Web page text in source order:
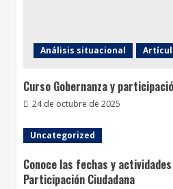
Análisis situacional
Curso Gobernanza y
24 de octubre de 2025
Uncategorized
Conoce las fechas y
Participación Ciudadana